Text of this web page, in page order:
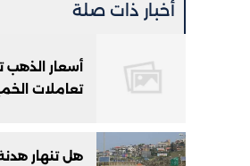
أخبار ذات صلة
أسعار الذهب
تعاملات
هل تنهار